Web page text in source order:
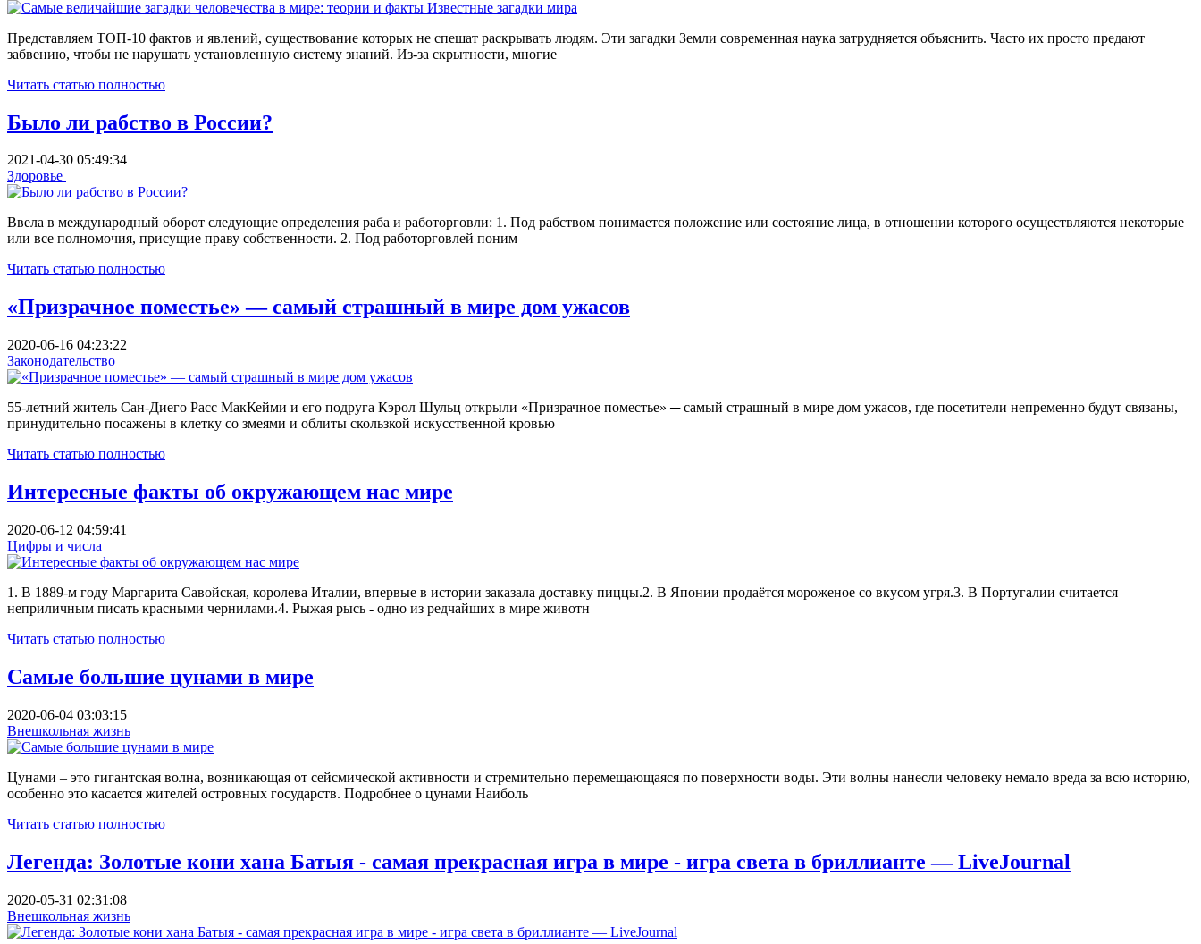
Представляем ТОП-10 фактов и явлений, существование которых не спешат раскрывать людям. Эти загадки Земли современная наука затрудняется объяснить. Часто их просто предают
забвению, чтобы не нарушать установленную систему знаний. Из-за скрытности, многие
Читать статью полностью
Было ли рабство в России?
2021-04-30 05:49:34
Здоровье
Ввела в международный оборот следующие определения раба и работорговли: 1. Под рабством понимается положение или состояние лица, в отношении которого осуществляются некоторые
или все полномочия, присущие праву собственности. 2. Под работорговлей поним
Читать статью полностью
«Призрачное поместье» — самый страшный в мире дом ужасов
2020-06-16 04:23:22
Законодательство
55-летний житель Сан-Диего Расс МакКейми и его подруга Кэрол Шульц открыли «Призрачное поместье» ─ самый страшный в мире дом ужасов, где посетители непременно будут связаны,
принудительно посажены в клетку со змеями и облиты скользкой искусственной кровью
Читать статью полностью
Интересные факты об окружающем нас мире
2020-06-12 04:59:41
Цифры и числа
1. В 1889-м году Маргарита Савойская, королева Италии, впервые в истории заказала доставку пиццы.2. В Японии продаётся мороженое со вкусом угря.3. В Португалии считается
неприличным писать красными чернилами.4. Рыжая рысь - одно из редчайших в мире животн
Читать статью полностью
Самые большие цунами в мире
2020-06-04 03:03:15
Внешкольная жизнь
Цунами – это гигантская волна, возникающая от сейсмической активности и стремительно перемещающаяся по поверхности воды. Эти волны нанесли человеку немало вреда за всю историю,
особенно это касается жителей островных государств. Подробнее о цунами Наиболь
Читать статью полностью
Легенда: Золотые кони хана Батыя - самая прекрасная игра в мире - игра света в бриллианте — LiveJournal
2020-05-31 02:31:08
Внешкольная жизнь